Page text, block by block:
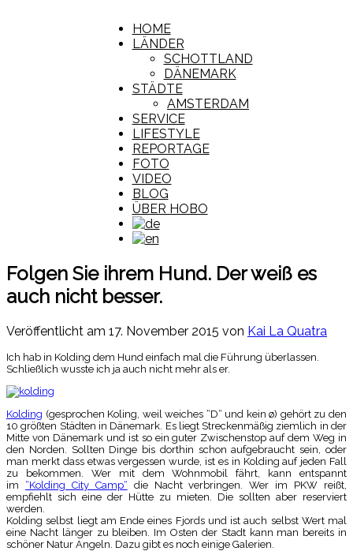
HOME
LÄNDER
SCHOTTLAND
DÄNEMARK
STÄDTE
AMSTERDAM
SERVICE
LIFESTYLE
REPORTAGE
FOTO
VIDEO
BLOG
ÜBER HOBO
Folgen Sie ihrem Hund. Der weiß es
auch nicht besser.
Veröffentlicht am 17. November 2015 von Kai La Quatra
Ich hab in Kolding dem Hund einfach mal die Führung überlassen.
Schließlich wusste ich ja auch nicht mehr als er.
Kolding (gesprochen Koling, weil weiches “D“ und kein ø) gehört zu den
10 größten Städten in Dänemark. Es liegt Streckenmäßig ziemlich in der
Mitte von Dänemark und ist so ein guter Zwischenstop auf dem Weg in
den Norden. Sollten Dinge bis dorthin schon aufgebraucht sein, oder
man merkt dass etwas vergessen wurde, ist es in Kolding auf jeden Fall
zu bekommen. Wer mit dem Wohnmobil fährt, kann entspannt
im “Kolding City Camp“ die Nacht verbringen. Wer im PKW reißt,
empfiehlt sich eine der Hütte zu mieten. Die sollten aber reserviert
werden.
Kolding selbst liegt am Ende eines Fjords und ist auch selbst Wert mal
eine Nacht länger zu bleiben. Im Osten der Stadt kann man bereits in
schöner Natur Angeln. Dazu gibt es noch einige Galerien.